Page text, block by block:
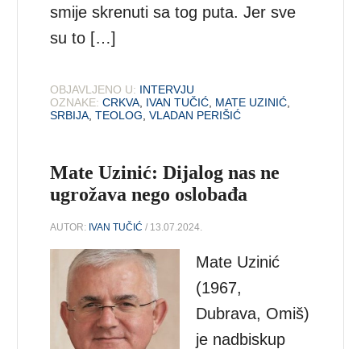
smije skrenuti sa tog puta. Jer sve
su to […]
OBJAVLJENO U: INTERVJU
OZNAKE: CRKVA IVAN TUČIĆ MATE UZINIĆ
SRBIJA ,TEOLOG ,VLADAN PERIŠIĆ
Mate Uzinić: Dijalog nas ne
ugrožava nego oslobađa
AUTOR: IVAN TUČIĆ / 13.07.2024.
Mate Uzinić
(1967,
Dubrava, Omiš)
je nadbiskup